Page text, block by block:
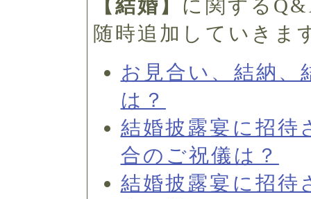
【結婚】 に関する
随時追加していきま
お見合い、結納、
は？
結婚披露宴に招待
合のご祝儀は？
結婚披露宴に招待